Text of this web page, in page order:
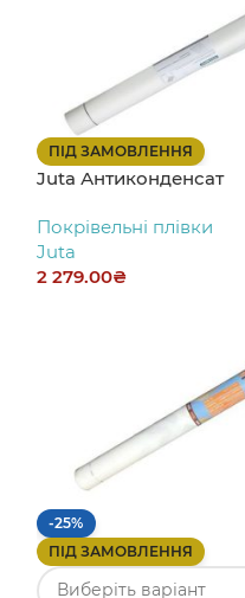
ПІД ЗАМОВЛЕННЯ
Juta Антиконденсат
Покрівельні плівки
Juta
2 279.00₴
-25%
ПІД ЗАМОВЛЕННЯ